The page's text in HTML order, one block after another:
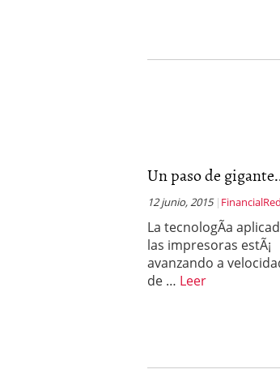
Un paso de
12 junio, 2015 FinancialRed
La tecnologÃ­a
las impresoras estÃ¡
avanzando a
de … Leer